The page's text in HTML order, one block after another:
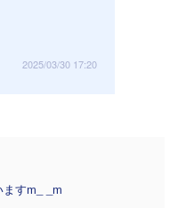
2025/03/30 17:20
すm_ _m